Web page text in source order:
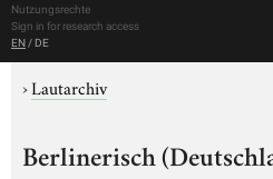
Nutzungsrechte
Sign in for research access
EN / DE
›Lautarchiv
Berlinerisch